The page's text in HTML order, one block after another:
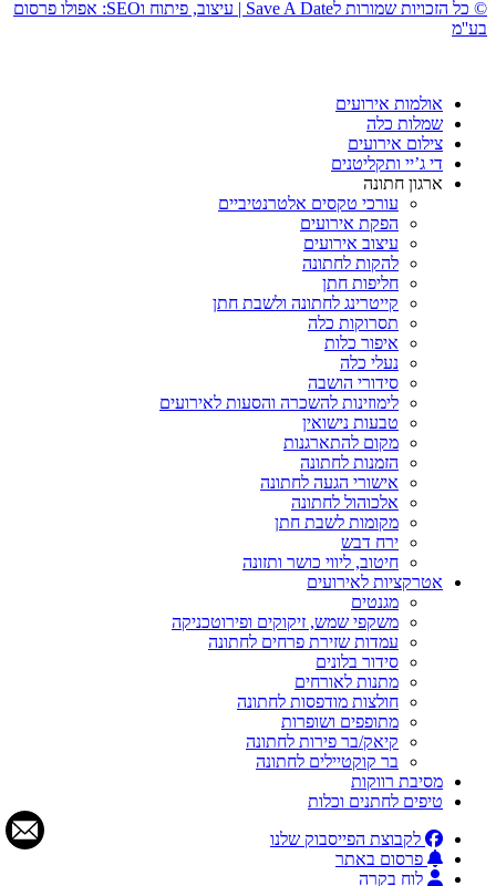
© כל הזכויות שמורות לSave A Date | עיצוב, פיתוח וSEO: אפולו פרסום
בע''מ
אולמות אירועים
שמלות כלה
צילום אירועים
די ג’יי ותקליטנים
ארגון חתונה
עורכי טקסים אלטרנטיביים
הפקת אירועים
עיצוב אירועים
להקות לחתונה
חליפות חתן
קייטרינג לחתונה ולשבת חתן
תסרוקות כלה
איפור כלות
נעלי כלה
סידורי הושבה
לימוזינות להשכרה והסעות לאירועים
טבעות נישואין
מקום להתארגנות
הזמנות לחתונה
אישורי הגעה לחתונה
אלכוהול לחתונה
מקומות לשבת חתן
ירח דבש
חיטוב, ליווי כושר ותזונה
אטרקציות לאירועים
מגנטים
משקפי שמש, זיקוקים ופירוטכניקה
עמדות שזירת פרחים לחתונה
סידור בלונים
מתנות לאורחים
חולצות מודפסות לחתונה
מתופפים ושופרות
קיאק/בר פירות לחתונה
בר קוקטיילים לחתונה
מסיבת רווקות
טיפים לחתנים וכלות
לקבוצת הפייסבוק שלנו
פרסום באתר
לוח בקרה